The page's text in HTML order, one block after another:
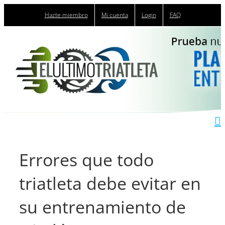
Hazte miembro Mi cuenta Login FAQ
Errores que todo
triatleta debe evitar en
su entrenamiento de